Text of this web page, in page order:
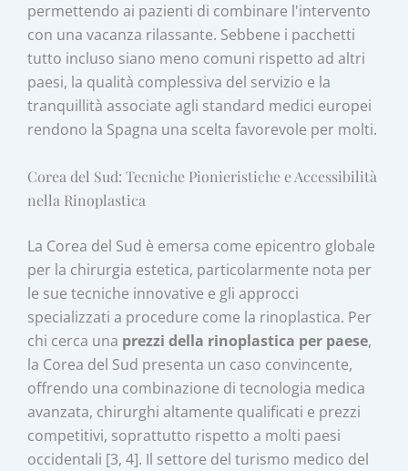
permettendo ai pazienti di combinare l'intervento
con una vacanza rilassante. Sebbene i pacchetti
tutto incluso siano meno comuni rispetto ad altri
paesi, la qualità complessiva del servizio e la
tranquillità associate agli standard medici europei
rendono la Spagna una scelta favorevole per molti.
Corea del Sud: Tecniche Pionieristiche e Accessibilità
nella Rinoplastica
La Corea del Sud è emersa come epicentro globale
per la chirurgia estetica, particolarmente nota per
le sue tecniche innovative e gli approcci
specializzati a procedure come la rinoplastica. Per
chi cerca una prezzi della rinoplastica per paese,
la Corea del Sud presenta un caso convincente,
offrendo una combinazione di tecnologia medica
avanzata, chirurghi altamente qualificati e prezzi
competitivi, soprattutto rispetto a molti paesi
occidentali [3, 4]. Il settore del turismo medico del